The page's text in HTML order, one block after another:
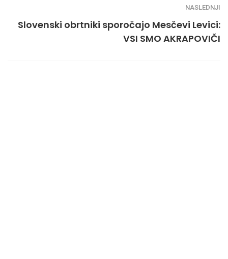
NASLEDNJI
Slovenski obrtniki sporočajo Mesčevi Levici:
VSI SMO AKRAPOVIČI